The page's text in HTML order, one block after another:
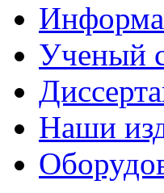
Ученый
Наши